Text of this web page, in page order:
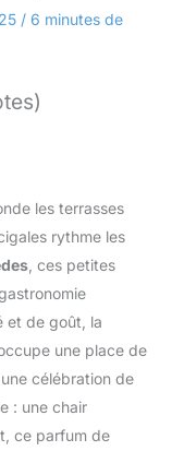
/ 6 minutes de
les terrasses
rythme les
, ces petites
et de goût, la
une place de
célébration de
: une chair
ce parfum de